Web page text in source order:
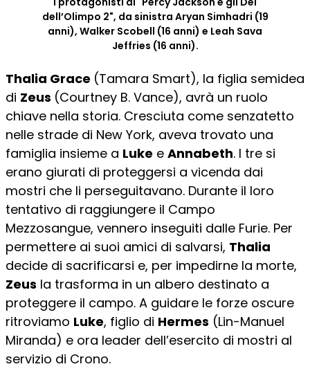
dell’Olimpo 2", da sinistra Aryan Simhadri (19
anni), Walker Scobell (16 anni) e Leah Sava
Jeffries (16 anni).
Thalia Grace (Tamara Smart), la figlia semidea
di Zeus (Courtney B. Vance), avrà un ruolo
chiave nella storia. Cresciuta come senzatetto
nelle strade di New York, aveva trovato una
famiglia insieme a Luke e Annabeth. I tre si
erano giurati di proteggersi a vicenda dai
mostri che li perseguitavano. Durante il loro
tentativo di raggiungere il Campo
Mezzosangue, vennero inseguiti dalle Furie. Per
permettere ai suoi amici di salvarsi, Thalia
decide di sacrificarsi e, per impedirne la morte,
Zeus la trasforma in un albero destinato a
proteggere il campo. A guidare le forze oscure
ritroviamo Luke, figlio di Hermes (Lin-Manuel
Miranda) e ora leader dell’esercito di mostri al
servizio di Crono.